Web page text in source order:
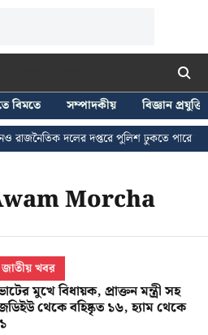
বিমতে সম্পাদকীয়
বিজ্ঞান প্রযুক্তি
রাজনৈতিক দলের দপ্তরে পুলিশ ঢুকতে পারে না -
Morcha
জাতীয় খবর
মুখে বিধায়ক, প্রাক্তন মন্ত্রী সহ
থেকে বহিষ্কৃত ১৬, হ্যাম থেকে